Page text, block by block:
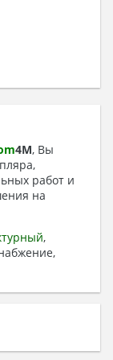
4M, Вы
работ и
на
,